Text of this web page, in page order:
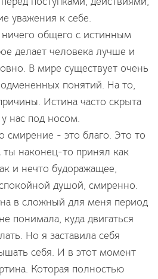
уважения к себе.
общего с истинным
делает человека лучше и
В мире существует очень
понятий. На то,
Истина часто скрыта
нас под носом.
смирение - это благо. Это то
ты наконец-то принял как
и нечто будоражащее,
душой, смиренно.
в сложный для меня период
понимала, куда двигаться
Но я заставила себя
себя. И в этот момент
Которая полностью